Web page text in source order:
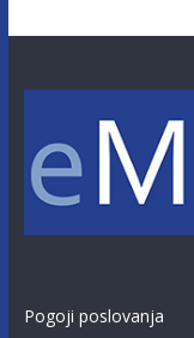
Pogoji poslovanja